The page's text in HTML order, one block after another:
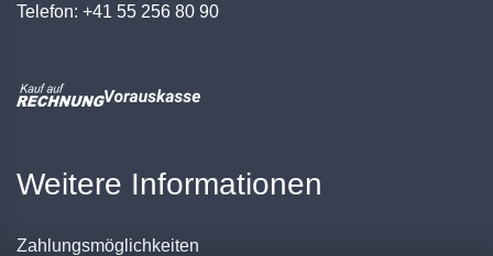
Telefon: +41 55 256 80 90
Weitere Informationen
Zahlungsmöglichkeiten